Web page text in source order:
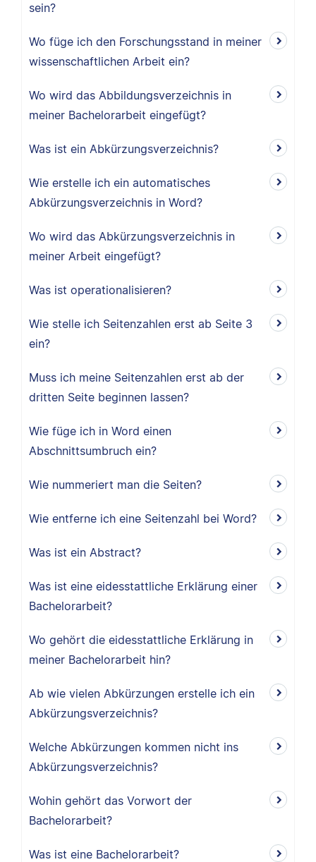
sein?
Wo füge ich den Forschungsstand in meiner
wissenschaftlichen Arbeit ein?
Wo wird das Abbildungsverzeichnis in
meiner Bachelorarbeit eingefügt?
Was ist ein Abkürzungsverzeichnis?
Wie erstelle ich ein automatisches
Abkürzungsverzeichnis in Word?
Wo wird das Abkürzungsverzeichnis in
meiner Arbeit eingefügt?
Was ist operationalisieren?
Wie stelle ich Seitenzahlen erst ab Seite 3
ein?
Muss ich meine Seitenzahlen erst ab der
dritten Seite beginnen lassen?
Wie füge ich in Word einen
Abschnittsumbruch ein?
Wie nummeriert man die Seiten?
Wie entferne ich eine Seitenzahl bei Word?
Was ist ein Abstract?
Was ist eine eidesstattliche Erklärung einer
Bachelorarbeit?
Wo gehört die eidesstattliche Erklärung in
meiner Bachelorarbeit hin?
Ab wie vielen Abkürzungen erstelle ich ein
Abkürzungsverzeichnis?
Welche Abkürzungen kommen nicht ins
Abkürzungsverzeichnis?
Wohin gehört das Vorwort der
Bachelorarbeit?
Was ist eine Bachelorarbeit?